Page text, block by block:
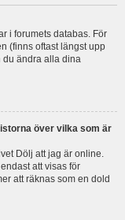
i forumets databas. För
(finns oftast längst upp
du ändra alla dina
över vilka som är
Dölj att jag är online.
att visas för
att räknas som en dold